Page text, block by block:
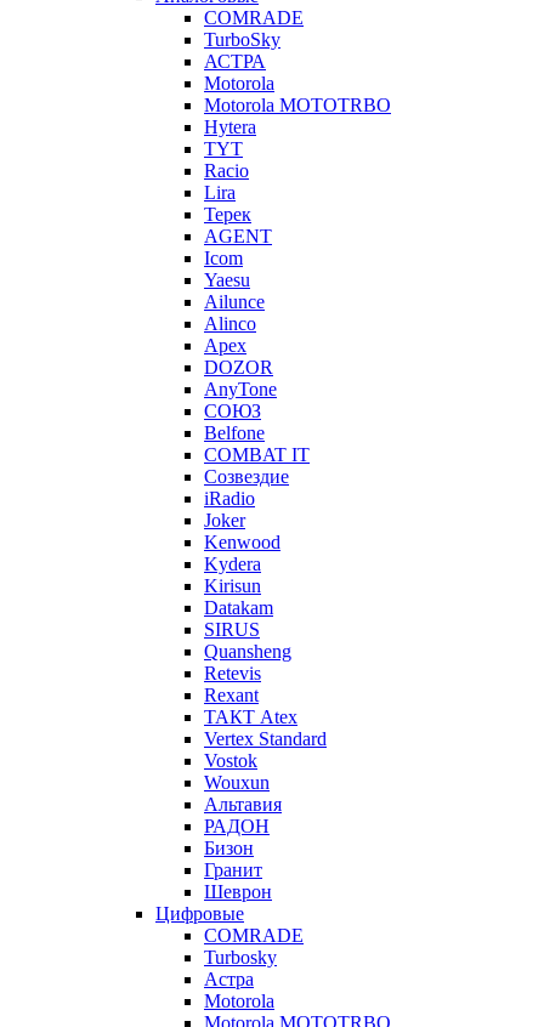
COMRADE
TurboSky
АСТРА
Motorola
Motorola MOTOTRBO
Hytera
TYT
Racio
Lira
Терек
AGENT
Icom
Yaesu
Ailunce
Alinco
Apex
DOZOR
AnyTone
СОЮЗ
Belfone
COMBAT IT
Созвездие
iRadio
Joker
Kenwood
Kydera
Kirisun
Datakam
SIRUS
Quansheng
Retevis
Rexant
ТАКТ Atex
Vertex Standard
Vostok
Wouxun
Альтавия
РАДОН
Бизон
Гранит
Шеврон
Цифровые
COMRADE
Turbosky
Астра
Motorola
Motorola MOTOTRBO